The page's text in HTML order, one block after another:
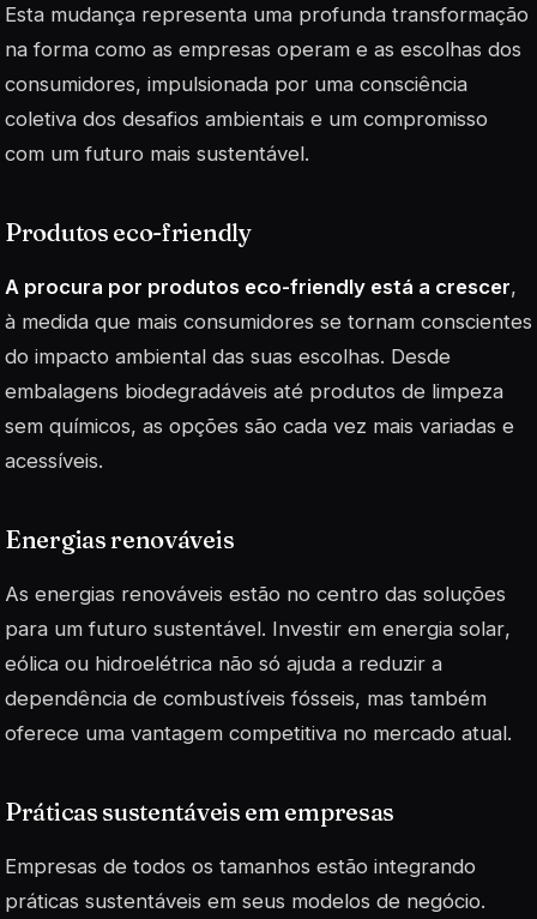
Esta mudança representa uma profunda transformação
na forma como as empresas operam e as escolhas dos
consumidores, impulsionada por uma consciência
coletiva dos desafios ambientais e um compromisso
com um futuro mais sustentável.
Produtos eco-friendly
A procura por produtos eco-friendly está a crescer,
à medida que mais consumidores se tornam conscientes
do impacto ambiental das suas escolhas. Desde
embalagens biodegradáveis até produtos de limpeza
sem químicos, as opções são cada vez mais variadas e
acessíveis.
Energias renováveis
As energias renováveis estão no centro das soluções
para um futuro sustentável. Investir em energia solar,
eólica ou hidroelétrica não só ajuda a reduzir a
dependência de combustíveis fósseis, mas também
oferece uma vantagem competitiva no mercado atual.
Práticas sustentáveis em empresas
Empresas de todos os tamanhos estão integrando
práticas sustentáveis em seus modelos de negócio.